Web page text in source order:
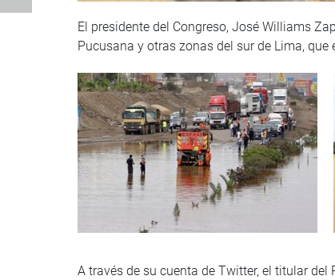
El presidente del Congreso, José Williams
Pucusana y otras zonas del sur de Lima,
A través de su cuenta de Twitter, el titular